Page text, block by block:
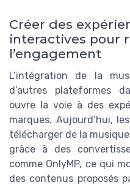
Créer des
interactives pour
l’engagement
L’intégration de la
d’autres plateformes
ouvre la voie à des
marques. Aujourd’hui,
télécharger de la
grâce à des
comme OnlyMP, ce qui
des contenus proposés